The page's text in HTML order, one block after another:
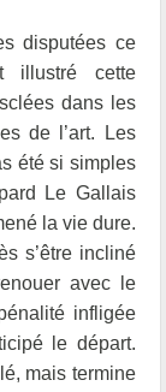
disputées ce
illustré cette
dans les
de l’art. Les
été si simples
Le Gallais
la vie dure.
s’être incliné
avec le
infligée
le départ.
mais termine